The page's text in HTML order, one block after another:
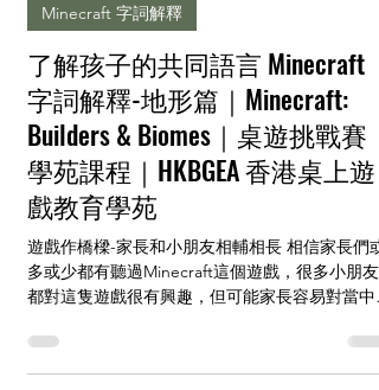
2024年1月30日 讀畢需時 3 分鐘
Minecraft 字詞解釋
了解孩子的共同語言 Minecraft
字詞解釋-地形篇｜Minecraft:
Builders & Biomes｜桌遊挑戰賽｜
學苑課程｜HKBGEA 香港桌上遊
戲教育學苑
遊戲作橋樑-家長和小朋友相輔相長 相信家長們或
都對這隻遊戲很有興趣，但可能家長容易對當中
話題、用字感到一頭霧水。 我們相信家長和小朋